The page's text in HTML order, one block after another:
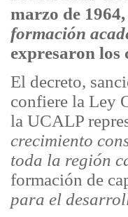
marzo de 1964,
formación
expresaron los
El decreto,
confiere la Ley
la UCALP
crecimiento
toda la región
formación de
para el